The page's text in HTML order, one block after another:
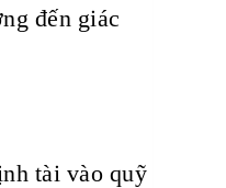
đến giác
tài vào quỹ